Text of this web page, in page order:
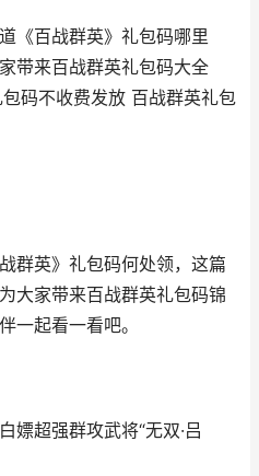
《百战群英》礼包码哪里
带来百战群英礼包码大全
包码不收费发放 百战群英礼包
群英》礼包码何处领，这篇
大家带来百战群英礼包码锦
一起看一看吧。
嫖超强群攻武将“无双·吕